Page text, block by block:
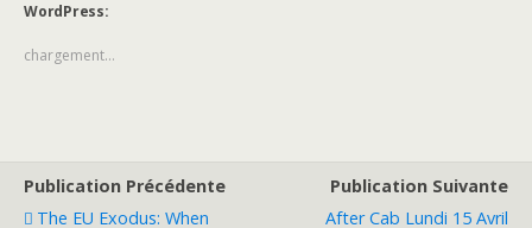
WordPress:
chargement…
Publication Précédente
The EU Exodus: When
Publication Suivante
After Cab Lundi 15 Avril